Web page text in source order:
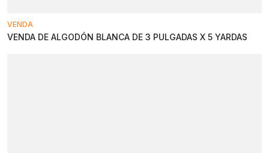
VENDA
VENDA DE ALGODÓN BLANCA DE 3 PULGADAS X 5 YARDAS